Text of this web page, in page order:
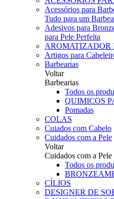
Acessórios para
Tudo para um
Adesivos para
para Pele Perfeita
AROMATIZADOR
Artigos para
Barbearias
Voltar
Barbearias
Todos os
QUIMICOS
Pomadas
COLAS
Cuiados com Cabelo
Cuidados com a Pele
Voltar
Cuidados com a Pele
Todos os
CÍLIOS
DESIGNER DE